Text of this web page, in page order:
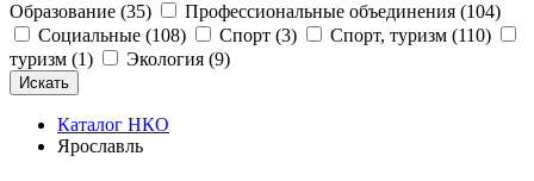
Образование (35)
Профессиональные объединения (104)
Социальные (108)
Спорт (3)
Спорт, туризм (110)
туризм (1)
Экология (9)
Каталог НКО
Ярославль